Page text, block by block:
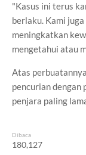
"Kasus ini terus
berlaku. Kami
meningkatkan
mengetahui atau
Atas
pencurian dengan
penjara paling
Dibaca
180,127